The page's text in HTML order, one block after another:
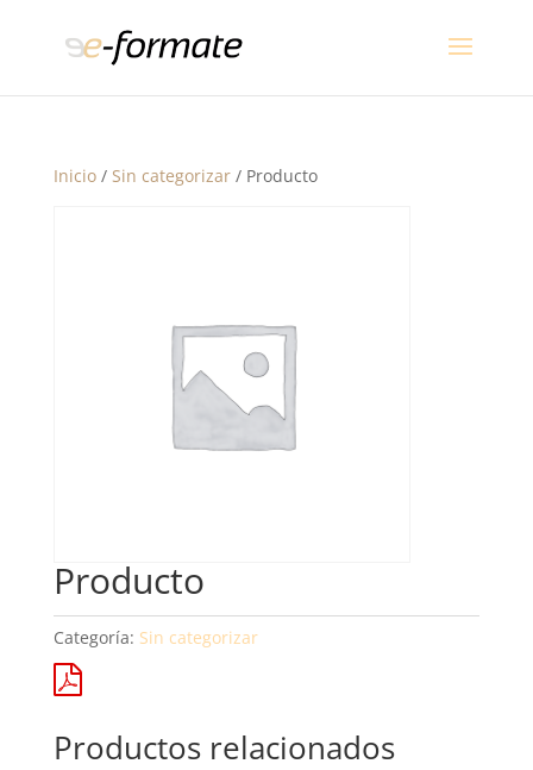
Inicio/ Sin categorizar/ Producto
Producto
Categoría: Sin categorizar
Productos relacionados